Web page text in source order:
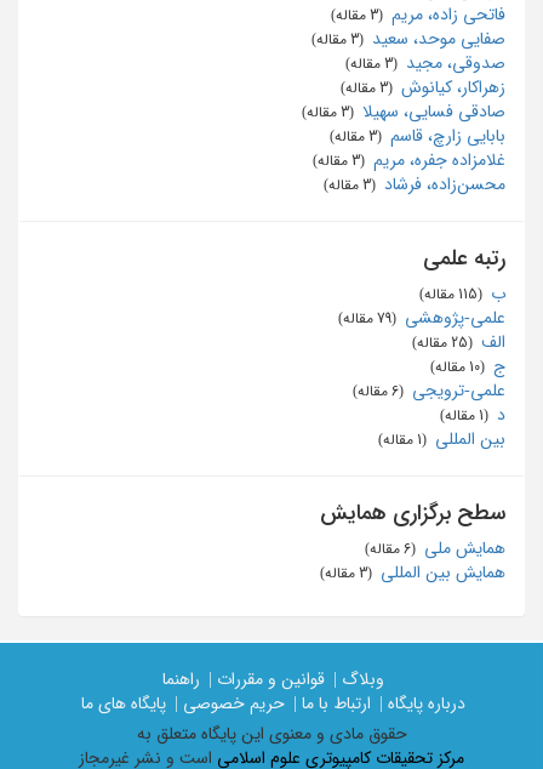
فاتحی زاده، مریم
صفایی موحد، سعید
صدوقی، مجید
زهراکار، کیانوش
صادقی فسایی، سهیلا
بابایی زارچ، قاسم
غلامزاده جفره، مریم
محسن‌زاده، فرشاد
رتبه علمی
ب
علمی-پژوهشی
الف
ج
علمی-ترویجی
د
بین المللی
سطح برگزاری همایش
همایش ملی
همایش بین المللی
وبلاگ | قوانین و مقررات |
راهنما
درباره پایگاه |
ارتباط با ما | حریم خصوصی |
پایگاه های ما
حقوق مادی و معنوی اين پايگاه متعلق به
مرکز تحقیقات کامپیوتری علوم اسلامی است و نشر غیرمجاز